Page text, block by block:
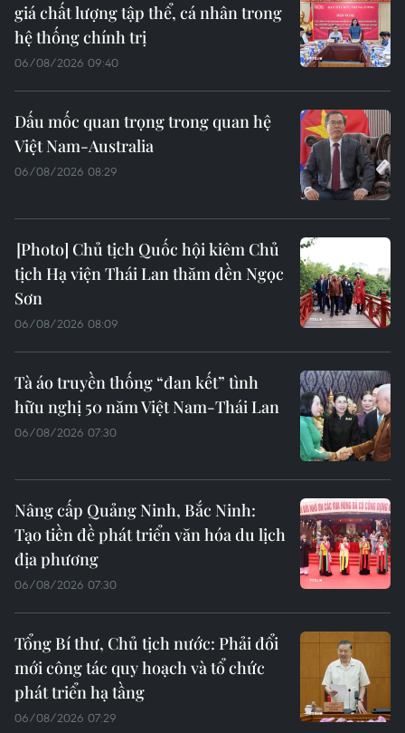
giá chất lượng tập thể, cá nhân trong
hệ thống chính trị
06/08/2026 09:40
Dấu mốc quan trọng trong quan hệ
Việt Nam-Australia
06/08/2026 08:29
Chủ tịch Quốc hội kiêm Chủ
tịch Hạ viện Thái Lan thăm đền Ngọc
Sơn
06/08/2026 08:09
Tà áo truyền thống “đan kết” tình
hữu nghị 50 năm Việt Nam-Thái Lan
06/08/2026 07:30
Nâng cấp Quảng Ninh, Bắc Ninh:
Tạo tiền đề phát triển văn hóa du lịch
địa phương
06/08/2026 07:30
Tổng Bí thư, Chủ tịch nước: Phải đổi
mới công tác quy hoạch và tổ chức
phát triển hạ tầng
06/08/2026 07:29